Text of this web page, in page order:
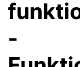
-